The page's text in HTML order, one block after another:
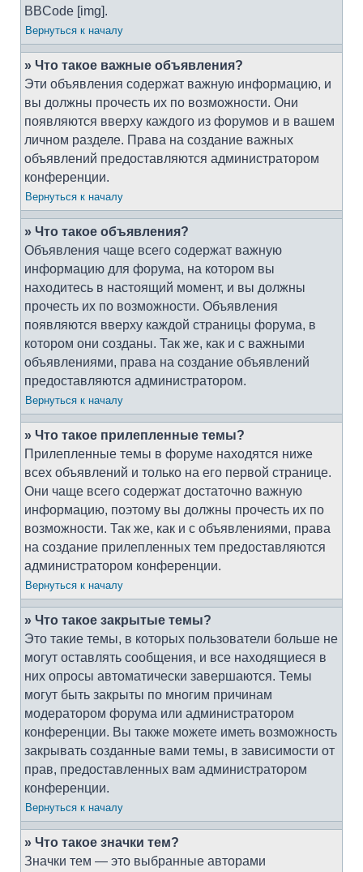
BBCode [img].
Вернуться к началу
» Что такое важные объявления?
Эти объявления содержат важную информацию, и
вы должны прочесть их по возможности. Они
появляются вверху каждого из форумов и в вашем
личном разделе. Права на создание важных
объявлений предоставляются администратором
конференции.
Вернуться к началу
» Что такое объявления?
Объявления чаще всего содержат важную
информацию для форума, на котором вы
находитесь в настоящий момент, и вы должны
прочесть их по возможности. Объявления
появляются вверху каждой страницы форума, в
котором они созданы. Так же, как и с важными
объявлениями, права на создание объявлений
предоставляются администратором.
Вернуться к началу
» Что такое прилепленные темы?
Прилепленные темы в форуме находятся ниже
всех объявлений и только на его первой странице.
Они чаще всего содержат достаточно важную
информацию, поэтому вы должны прочесть их по
возможности. Так же, как и с объявлениями, права
на создание прилепленных тем предоставляются
администратором конференции.
Вернуться к началу
» Что такое закрытые темы?
Это такие темы, в которых пользователи больше не
могут оставлять сообщения, и все находящиеся в
них опросы автоматически завершаются. Темы
могут быть закрыты по многим причинам
модератором форума или администратором
конференции. Вы также можете иметь возможность
закрывать созданные вами темы, в зависимости от
прав, предоставленных вам администратором
конференции.
Вернуться к началу
» Что такое значки тем?
Значки тем — это выбранные авторами